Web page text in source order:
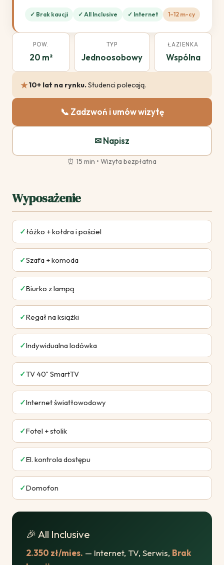
✓ Brak kaucji ✓ All Inclusive ✓ Internet 1–12 m-cy
POW.
20 m²
TYP
Jednoosobowy
ŁAZIENKA
Wspólna
★10+ lat na rynku.Studenci polecają.
📞 Zadzwoń i umów wizytę
✉ Napisz
⏰ 15 min • Wizyta bezpłatna
Wyposażenie
✓łóżko + kołdra i pościel
✓Szafa + komoda
✓Biurko z lampą
✓Regał na książki
✓Indywidualna lodówka
✓TV 40" SmartTV
✓Internet światłowodowy
✓Fotel + stolik
✓El. kontrola dostępu
✓Domofon
🎉 All Inclusive
2.350 zł/mies. — Internet, TV, Serwis, Brak